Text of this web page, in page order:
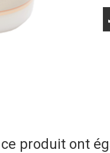
produit ont